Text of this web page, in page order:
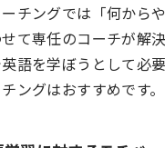
チングでは「何から
て専任のコーチが解
語を学ぼうとして必
ングはおすすめです。